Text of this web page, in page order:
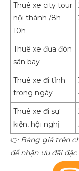
Thuê xe city tour
nội thành /8h-
10h
Thuê xe đưa đón
sân bay
Thuê xe đi tỉnh
trong ngày
Thuê xe đi sự
kiện, hội nghị
👉 Bảng giá trên
để nhận ưu đãi đặc